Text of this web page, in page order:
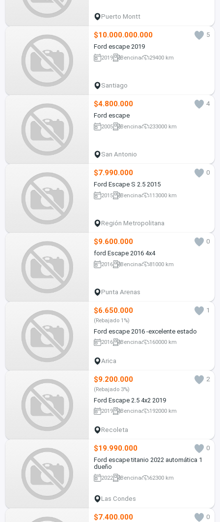
Puerto Montt
$10.000.000.000
5
Ford escape 2019
2019 Bencina 29400 km
Santiago
$4.800.000
4
Ford escape
2005 Bencina 233000 km
San Antonio
$7.990.000
0
Ford Escape S 2.5 2015
2015 Bencina 113000 km
Región Metropolitana
$9.600.000
0
ford Escape 2016 4x4
2016 Bencina 81000 km
Punta Arenas
$6.650.000 1
(Rebajado 1%)
Ford escape 2016 -excelente estado
2016 Bencina 160000 km
Arica
$9.200.000 2
(Rebajado 3%)
Ford Escape 2.5 4x2 2019
2019 Bencina 192000 km
Recoleta
$19.990.000
0
Ford escape titanio 2022 automática 1
dueño
2022 Bencina 62300 km
Las Condes
$7.400.000
0